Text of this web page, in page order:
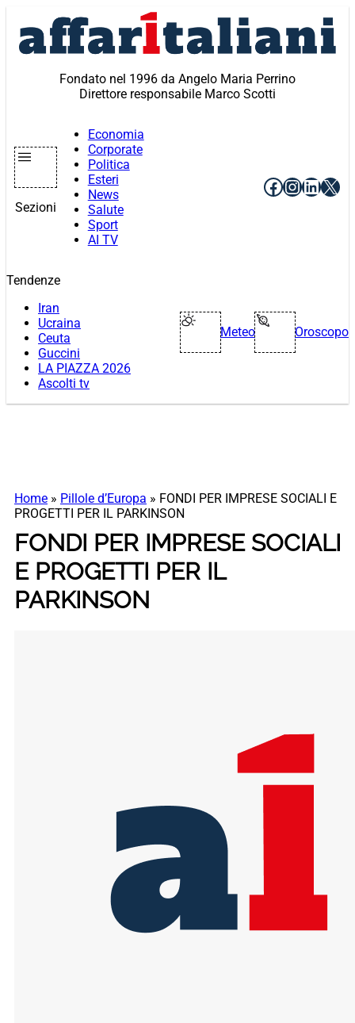
contenuto
Fondato nel 1996 da Angelo Maria Perrino
Direttore responsabile Marco Scotti
Sezioni
Economia
Corporate
Politica
Esteri
News
Salute
Sport
AI TV
Facebook
X
Tendenze
Iran
Ucraina
Ceuta
Guccini
LA PIAZZA 2026
Ascolti tv
Meteo Oroscopo
Home » Pillole d’Europa » FONDI PER IMPRESE SOCIALI E
PROGETTI PER IL PARKINSON
FONDI PER IMPRESE SOCIALI
E PROGETTI PER IL
PARKINSON